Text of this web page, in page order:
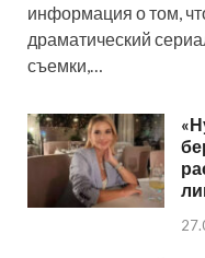
информация о том,
драматический
съемки,…